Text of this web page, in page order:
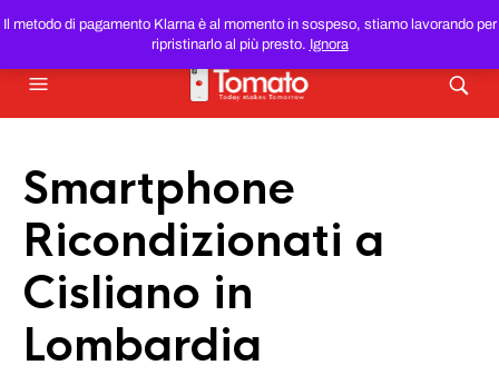
Il metodo di pagamento Klarna è al momento in sospeso, stiamo lavorando per
ripristinarlo al più presto. Ignora
SMARTPHONE E TABLET RICONDIZIONATIAL MIGLIOR
PREZZO DEL WEB!
Smartphone
Ricondizionati a
Cisliano in
Lombardia